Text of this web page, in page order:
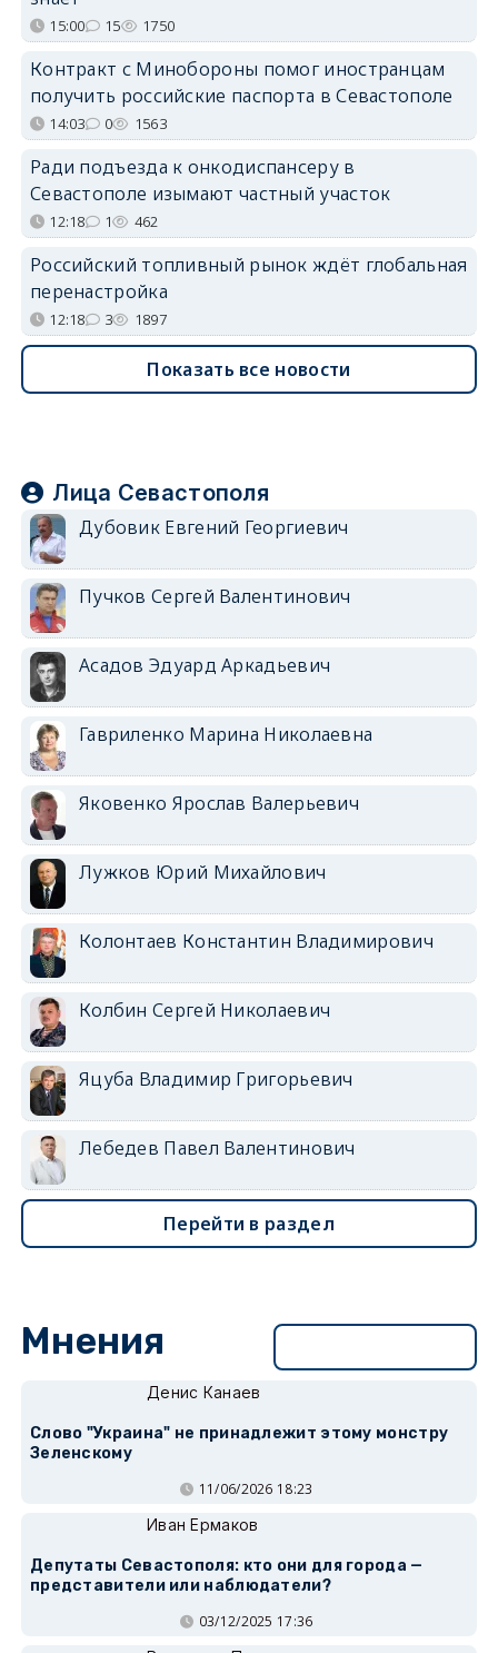
15:00 15 1750
Контракт с Минобороны помог иностранцам
получить российские паспорта в Севастополе
14:03 0 1563
Ради подъезда к онкодиспансеру в
Севастополе изымают частный участок
12:18 1 462
Российский топливный рынок ждёт глобальная
перенастройка
12:18 3 1897
Показать все новости
Лица Севастополя
Дубовик Евгений Георгиевич
Пучков Сергей Валентинович
Асадов Эдуард Аркадьевич
Гавриленко Марина Николаевна
Яковенко Ярослав Валерьевич
Лужков Юрий Михайлович
Колонтаев Константин Владимирович
Колбин Сергей Николаевич
Яцуба Владимир Григорьевич
Лебедев Павел Валентинович
Перейти в раздел
Мнения
Денис Канаев
Слово "Украина" не принадлежит этому монстру
Зеленскому
11/06/2026 18:23
Иван Ермаков
Депутаты Севастополя: кто они для города —
представители или наблюдатели?
03/12/2025 17:36